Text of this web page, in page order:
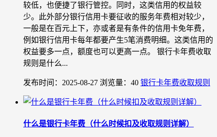
较低，也便捷了银行管控。同时，这类信用的权益较
少。此外部分银行信用卡要征收的服务年费相对较少，
一般是在百元上下，亦或者是有条件的信用卡免年费，
例如银行信用卡每年都要产生5笔消费明细。这类信用的
权益要多一点，额度也可以更高一点。 银行卡年费收取
规则是什么...
发布时间：2025-08-27 浏览量：40 银行卡年费收取规则
什么是银行卡年费（什么时候扣及收取规则详解）